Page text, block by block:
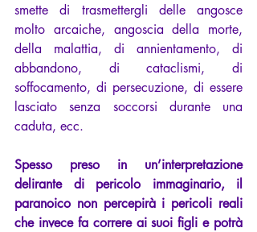
smette di trasmettergli delle angosce
molto arcaiche, angoscia della morte,
della malattia, di annientamento, di
abbandono, di cataclismi, di
soffocamento, di persecuzione, di essere
lasciato senza soccorsi durante una
caduta, ecc.
Spesso preso in un’interpretazione
delirante di pericolo immaginario, il
paranoico non percepirà i pericoli reali
che invece fa correre ai suoi figli e potrà